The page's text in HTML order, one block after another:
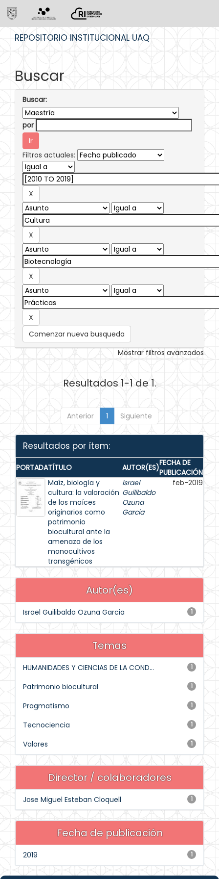
REPOSITORIO INSTITUCIONAL UAQ
Buscar
Buscar:
por
Filtros actuales:
Comenzar nueva busqueda
Mostrar filtros avanzados
Resultados 1-1 de 1.
Anterior 1 Siguiente
Resultados por ítem:
PORTADATÍTULO AUTOR(ES)FECHA DE
PUBLICACIÓN
Maíz, biología y
cultura: la valoración
de los maíces
originarios como
patrimonio
biocultural ante la
amenaza de los
monocultivos
transgénicos
Israel
Guilibaldo
Ozuna
Garcia
feb-2019
Autor(es)
1
Israel Guilibaldo Ozuna Garcia
Temas
1
HUMANIDADES Y CIENCIAS DE LA COND...
1
Patrimonio biocultural
1
Pragmatismo
1
Tecnociencia
1
Valores
Director / colaboradores
1
Jose Miguel Esteban Cloquell
Fecha de publicación
1
2019